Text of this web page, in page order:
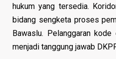
hukum yang tersedia.
bidang sengketa proses
Bawaslu. Pelanggaran
menjadi tanggung jawab